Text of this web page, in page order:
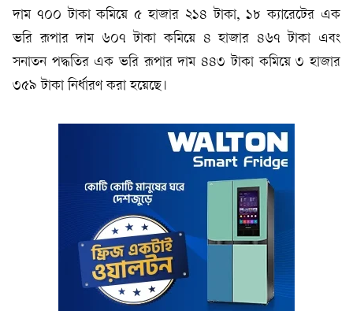
দাম ৭০০ টাকা কমিয়ে ৫ হাজার ২১৪ টাকা, ১৮ ক্যারেটের এক
ভরি রূপার দাম ৬০৭ টাকা কমিয়ে ৪ হাজার ৪৬৭ টাকা এবং
সনাতন পদ্ধতির এক ভরি রূপার দাম ৪৪৩ টাকা কমিয়ে ৩ হাজার
৩৫৯ টাকা নির্ধারণ করা হয়েছে।